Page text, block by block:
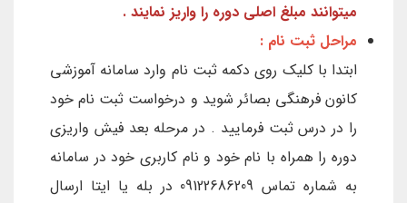
میتوانند مبلغ اصلی دوره را واریز نمایند .
مراحل ثبت نام :
ابتدا با کلیک روی دکمه ثبت نام وارد سامانه آموزشی
کانون فرهنگی بصائر شوید و درخواست ثبت نام خود
را در درس ثبت فرمایید . در مرحله بعد فیش واریزی
دوره را همراه با نام خود و نام کاربری خود در سامانه
به شماره تماس 09122686209 در بله یا ایتا ارسال